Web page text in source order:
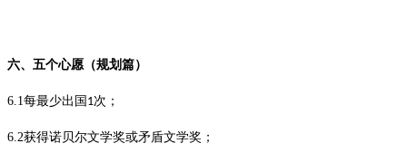
六、五个心愿（规划篇）
6.1 每最少出国 1次；
6.2获得诺贝尔文学奖或矛盾文学奖；